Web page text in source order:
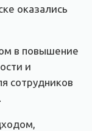
оказались
в повышение
и
сотрудников